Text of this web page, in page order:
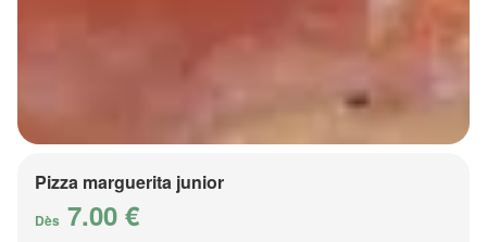
Pizza marguerita junior
Dès 7.00 €